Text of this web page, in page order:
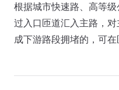
根据城市快速路、高等
过入口匝道汇入主路，
成下游路段拥堵的，可在